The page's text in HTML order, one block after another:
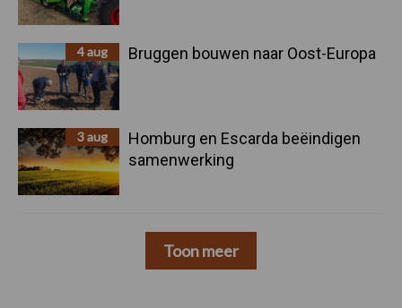
4 aug Bruggen bouwen naar Oost-Europa
3 aug
Homburg en Escarda beëindigen
samenwerking
Toon meer